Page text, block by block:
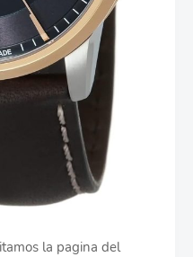
la pagina del